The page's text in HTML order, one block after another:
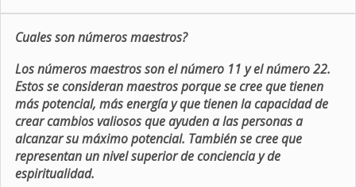
Cuales son números maestros?
Los números maestros son el número 11 y el número 22.
Estos se consideran maestros porque se cree que tienen
más potencial, más energía y que tienen la capacidad de
crear cambios valiosos que ayuden a las personas a
alcanzar su máximo potencial. También se cree que
representan un nivel superior de conciencia y de
espiritualidad.